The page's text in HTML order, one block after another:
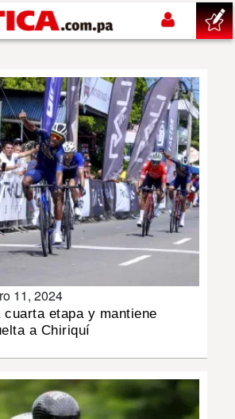
11, 2024
cuarta etapa y mantiene
a Chiriquí